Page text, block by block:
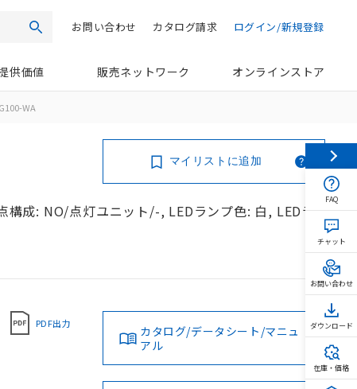
検索 ログイン/新規登録
カタログ請求
お問い合わせ
供価値 販売ネットワーク オンラインストア
WA
成: NO/点灯ユニット/-, LEDランプ色: 白, LEDラ
マイリストに追加
PDF出力
カタログ/データシート/マニュ
アル
FAQ
チャット
お問い合わせ
ダウンロード
在庫・価格